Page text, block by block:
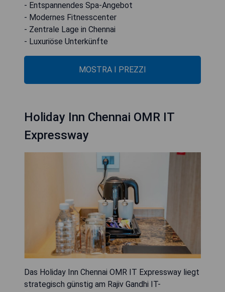
- Entspannendes Spa-Angebot
- Modernes Fitnesscenter
- Zentrale Lage in Chennai
- Luxuriöse Unterkünfte
MOSTRA I PREZZI
Holiday Inn Chennai OMR IT
Expressway
Das Holiday Inn Chennai OMR IT Expressway liegt
strategisch günstig am Rajiv Gandhi IT-